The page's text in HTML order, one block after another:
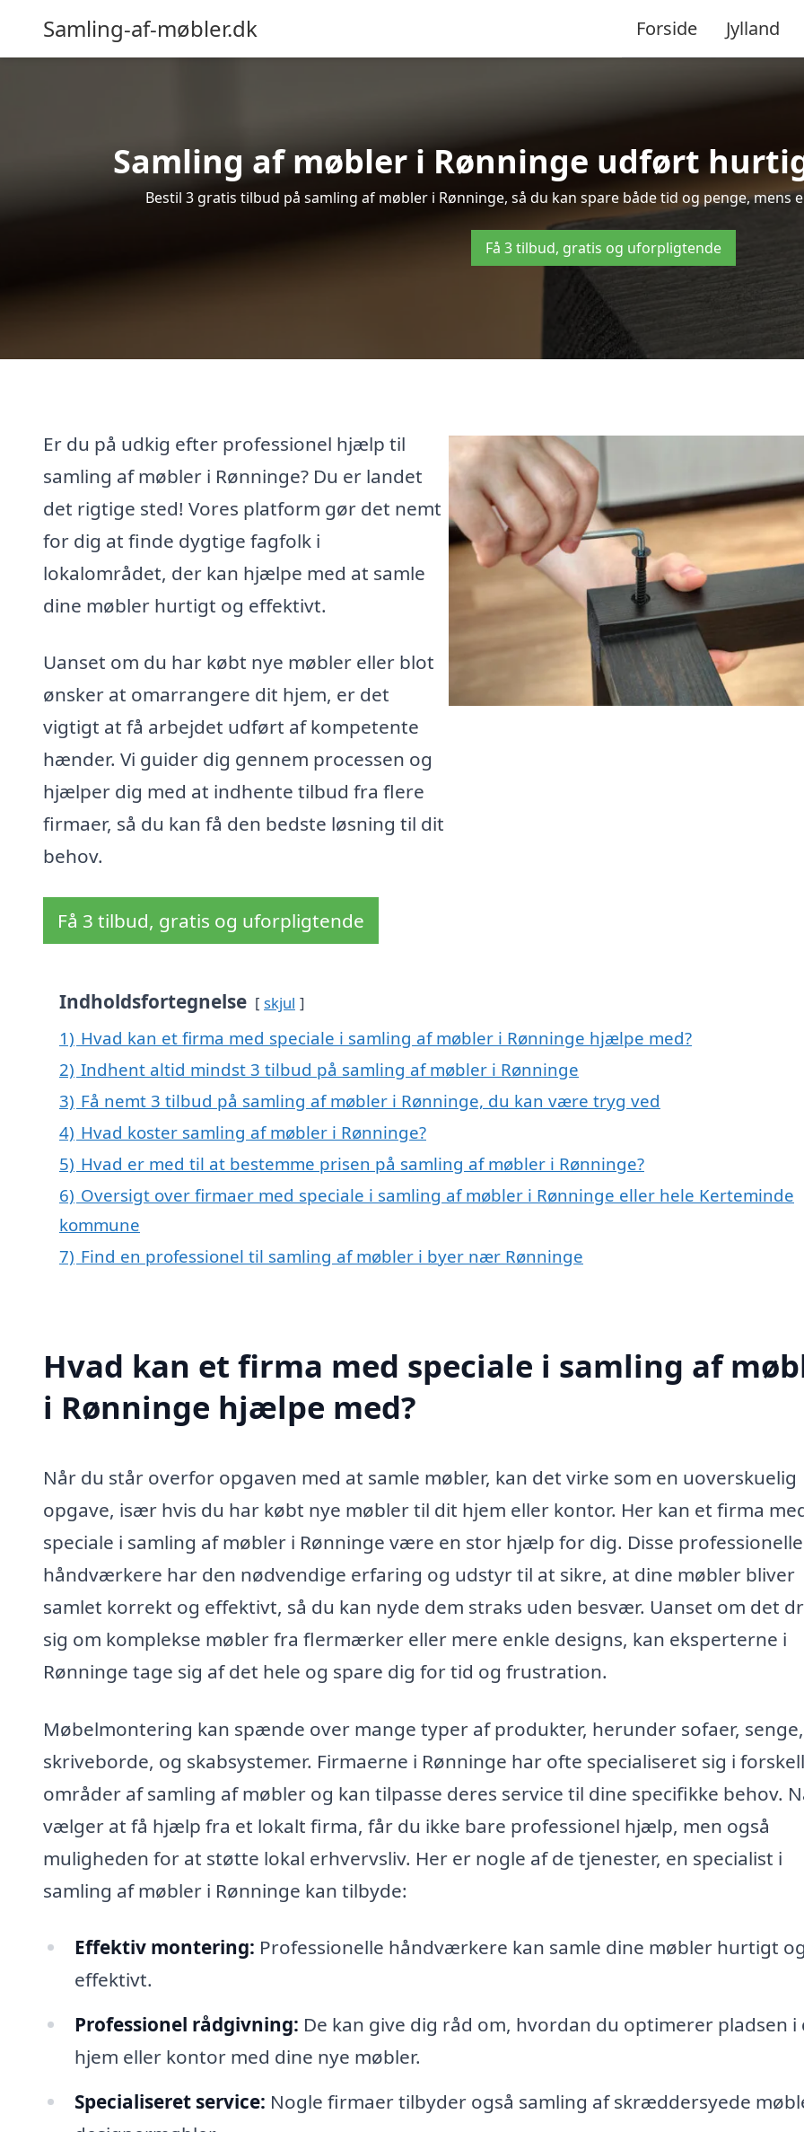
Samling-af-møbler.dk Forside Jylland
Samling af møbler i Rønninge udført
Bestil 3 gratis tilbud på samling af møbler i Rønninge, så du kan spare både tid og penge,
Få 3 tilbud, gratis og uforpligtende
Er du på udkig efter professionel hjælp til
samling af møbler i Rønninge? Du er landet
det rigtige sted! Vores platform gør det nemt
for dig at finde dygtige fagfolk i
lokalområdet, der kan hjælpe med at samle
dine møbler hurtigt og effektivt.
Uanset om du har købt nye møbler eller blot
ønsker at omarrangere dit hjem, er det
vigtigt at få arbejdet udført af kompetente
hænder. Vi guider dig gennem processen og
hjælper dig med at indhente tilbud fra flere
firmaer, så du kan få den bedste løsning til dit
behov.
Få 3 tilbud, gratis og uforpligtende
Indholdsfortegnelse skjul
1) Hvad kan et firma med speciale i samling af møbler i Rønninge hjælpe med?
2) Indhent altid mindst 3 tilbud på samling af møbler i Rønninge
3) Få nemt 3 tilbud på samling af møbler i Rønninge, du kan være tryg ved
4) Hvad koster samling af møbler i Rønninge?
5) Hvad er med til at bestemme prisen på samling af møbler i Rønninge?
6) Oversigt over firmaer med speciale i samling af møbler i Rønninge eller hele Kerteminde
kommune
7) Find en professionel til samling af møbler i byer nær Rønninge
Hvad kan et firma med speciale i samling af
i Rønninge hjælpe med?
Når du står overfor opgaven med at samle møbler, kan det virke som en uoverskuelig
opgave, især hvis du har købt nye møbler til dit hjem eller kontor. Her kan et firma
speciale i samling af møbler i Rønninge være en stor hjælp for dig. Disse professionelle
håndværkere har den nødvendige erfaring og udstyr til at sikre, at dine møbler bliver
samlet korrekt og effektivt, så du kan nyde dem straks uden besvær. Uanset om det
sig om komplekse møbler fra flermærker eller mere enkle designs, kan eksperterne i
Rønninge tage sig af det hele og spare dig for tid og frustration.
Møbelmontering kan spænde over mange typer af produkter, herunder sofaer, senge,
skriveborde, og skabsystemer. Firmaerne i Rønninge har ofte specialiseret sig i
områder af samling af møbler og kan tilpasse deres service til dine specifikke behov.
vælger at få hjælp fra et lokalt firma, får du ikke bare professionel hjælp, men også
muligheden for at støtte lokal erhvervsliv. Her er nogle af de tjenester, en specialist i
samling af møbler i Rønninge kan tilbyde:
Effektiv montering: Professionelle håndværkere kan samle dine møbler hurtigt og
effektivt.
Professionel rådgivning: De kan give dig råd om, hvordan du optimerer pladsen i
hjem eller kontor med dine nye møbler.
Specialiseret service: Nogle firmaer tilbyder også samling af skræddersyede